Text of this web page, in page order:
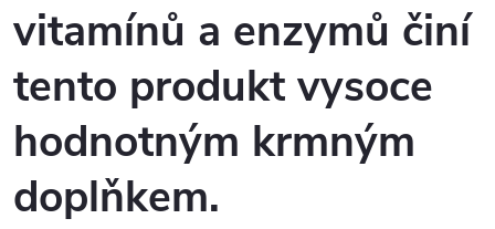
vitamínů a enzymů činí
tento produkt vysoce
hodnotným krmným
doplňkem.